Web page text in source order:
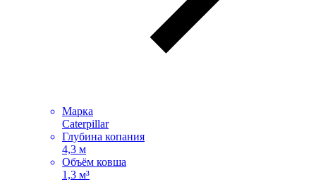
Марка
Caterpillar
Глубина копания
4,3 м
Объём ковша
1,3 м³